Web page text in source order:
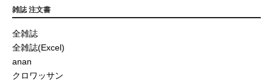
雑誌 注文書
全雑誌
全雑誌(Excel)
anan
クロワッサン